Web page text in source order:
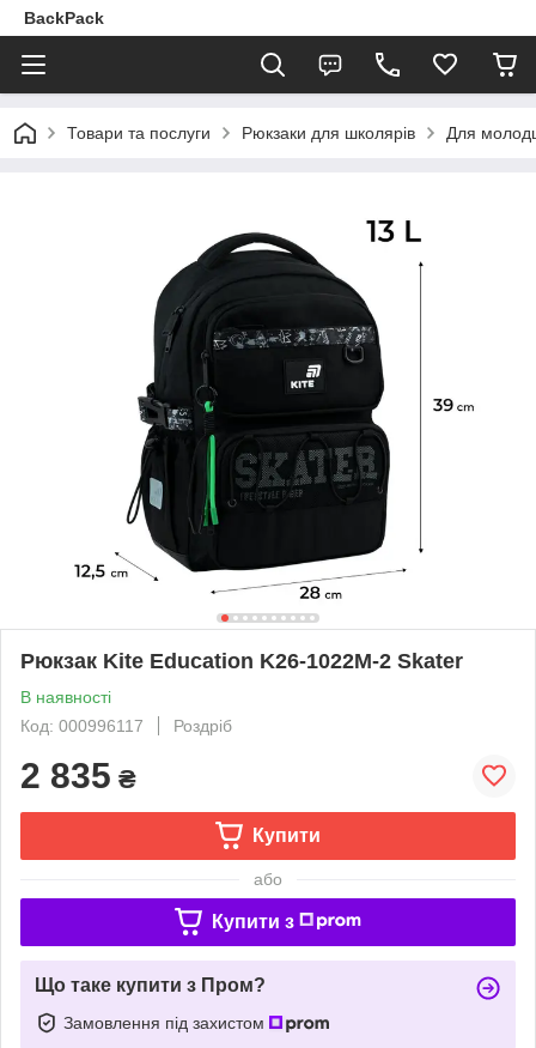
BackPack
Товари та послуги Рюкзаки для школярів Для
Рюкзак Kite Education K26-1022M-2 Skater
В наявності
Код: 000996117
Роздріб
2 835 ₴
Купити
або
Купити з
Що таке купити з Пром?
Замовлення під захистом